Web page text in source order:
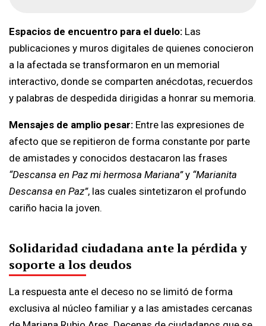
Espacios de encuentro para el duelo: Las
publicaciones y muros digitales de quienes conocieron
a la afectada se transformaron en un memorial
interactivo, donde se comparten anécdotas, recuerdos
y palabras de despedida dirigidas a honrar su memoria.
Mensajes de amplio pesar: Entre las expresiones de
afecto que se repitieron de forma constante por parte
de amistades y conocidos destacaron las frases
“Descansa en Paz mi hermosa Mariana”y “Marianita
Descansa en Paz”, las cuales sintetizaron el profundo
cariño hacia la joven.
Solidaridad ciudadana ante la pérdida y
soporte a los deudos
La respuesta ante el deceso no se limitó de forma
exclusiva al núcleo familiar y a las amistades cercanas